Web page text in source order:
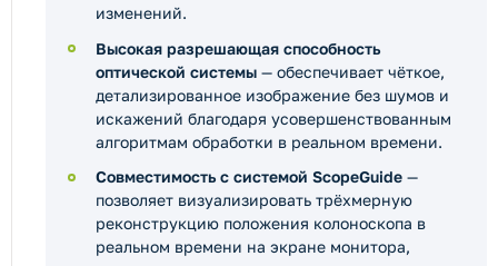
изменений.
Высокая разрешающая способность
оптической системы — обеспечивает чёткое,
детализированное изображение без шумов и
искажений благодаря усовершенствованным
алгоритмам обработки в реальном времени.
Совместимость с системой ScopeGuide —
позволяет визуализировать трёхмерную
реконструкцию положения колоноскопа в
реальном времени на экране монитора,